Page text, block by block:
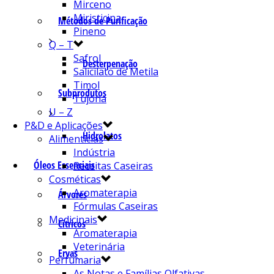
Métodos de Purificação
Desterpenação
Subprodutos
Hidrolatos
Óleos Essenciais
Árvores
Cítricos
Ervas
Mirceno
Miristicina
Pineno
Q – T
Safrol
Salicilato de Metila
Timol
Tujona
U – Z
P&D e Aplicações
Alimentícias
Indústria
Receitas Caseiras
Cosméticas
Aromaterapia
Fórmulas Caseiras
Medicinais
Aromaterapia
Veterinária
Perfumaria